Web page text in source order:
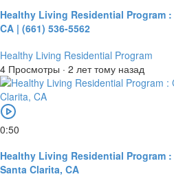
Healthy Living Residential Program
CA | (661) 536-5562
Healthy Living Residential Program
4 Просмотры · 2 лет тому назад
0:50
Healthy Living Residential Program
Santa Clarita, CA